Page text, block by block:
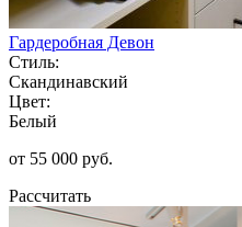
Гардеробная Девон
Стиль:
Скандинавский
Цвет:
Белый
от 55 000 руб.
Рассчитать